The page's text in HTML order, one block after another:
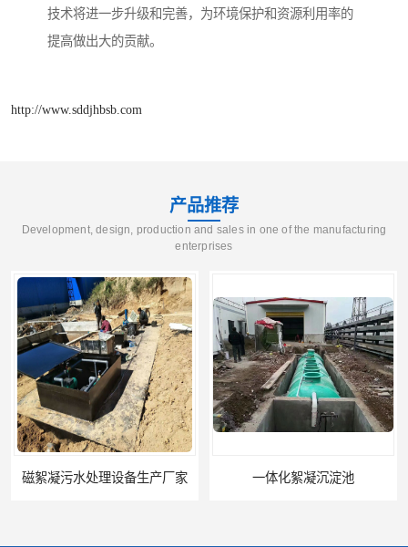
技术将进一步升级和完善，为环境保护和资源利用率的
提高做出大的贡献。
http://www.sddjhbsb.com
产品推荐
Development, design, production and sales in one of the manufacturing
enterprises
磁絮凝污水处理设备生产厂家 一体化絮凝沉淀池
豆制品污水